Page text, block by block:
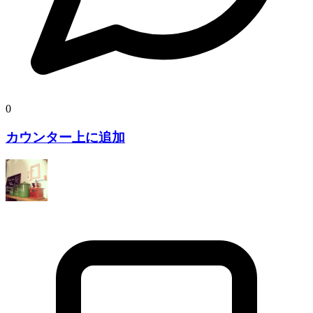
0
カウンター上に追加